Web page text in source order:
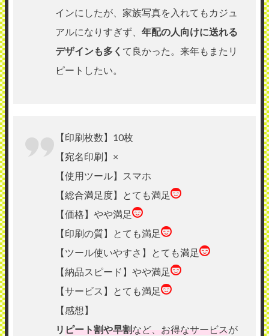
インにしたが、家族写真を入れてもカジュ
アルになりすぎず、 年配の人向けに送れる
デザインも多く て良かった。来年もまたリ
ピートしたい。
【印刷枚数】10枚
【宛名印刷】×
【使用ツール】スマホ
【総合満足度】とても満足
【価格】やや満足
【印刷の質】とても満足
【ツール使いやすさ】とても満足
【納品スピード】やや満足
【サービス】とても満足
【感想】
リ ピート割や早割など、お得なサービスが